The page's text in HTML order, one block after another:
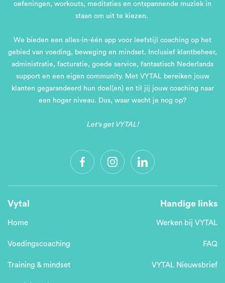
oefeningen, workouts, meditaties en ontspannende muziek in
staan om uit te kiezen.
We bieden een alles-in-één app voor leefstijl coaching op het
gebied van voeding, beweging en mindset. Inclusief klantbeheer,
administratie, facturatie, goede service, fantastisch Nederlands
support en een eigen community. Met VYTAL bereiken jouw
klanten gegarandeerd hun doel(en) en til jij jouw coaching naar
een hoger niveau. Dus, waar wacht je nog op?
Let's get VYTAL!
Vytal
Home
Voedingscoaching
Training & mindset
Handige links
Werken bij VYTAL
FAQ
VYTAL Nieuwsbrief